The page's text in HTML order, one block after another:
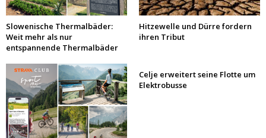
Slowenische Thermalbäder:
Weit mehr als nur
entspannende Thermalbäder
Hitzewelle und Dürre fordern
ihren Tribut
Celje erweitert seine Flotte um
Elektrobusse